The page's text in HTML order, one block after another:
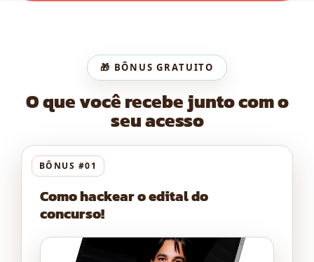
🎁 BÔNUS GRATUITO
O que você recebe junto com o
seu acesso
BÔNUS #01
Como hackear o edital do
concurso!